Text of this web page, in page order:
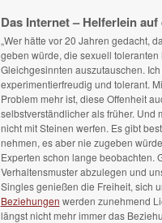
Das Internet – Helferlein
„Wer hätte vor 20 Jahren gedacht,
geben würde, die sexuell
Gleichgesinnten auszutauschen.
experimentierfreudig und tolerant.
Problem mehr ist, diese Offenheit
selbstverständlicher als früher. Und
nicht mit Steinen werfen. Es gibt
nehmen, es aber nie zugeben
Experten schon lange beobachten.
Verhaltensmuster abzulegen und
Singles genießen die Freiheit, sich
Beziehungen werden zunehmend
längst nicht mehr immer das